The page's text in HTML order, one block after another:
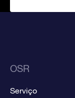
OSR
Serviço